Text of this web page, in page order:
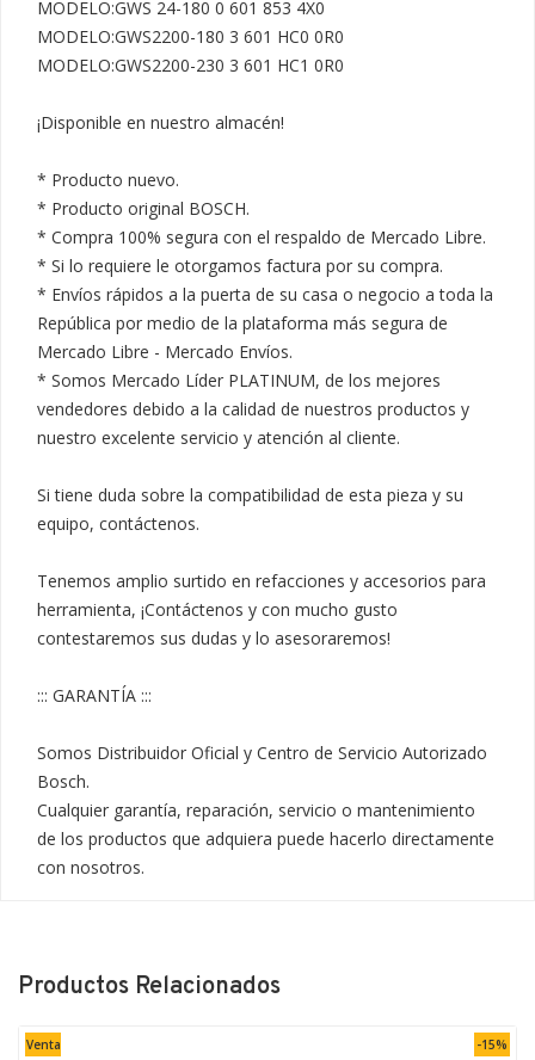
MODELO:GWS 24-180 0 601 853 4X0
MODELO:GWS2200-180 3 601 HC0 0R0
MODELO:GWS2200-230 3 601 HC1 0R0
¡Disponible en nuestro almacén!
* Producto nuevo.
* Producto original BOSCH.
* Compra 100% segura con el respaldo de Mercado Libre.
* Si lo requiere le otorgamos factura por su compra.
* Envíos rápidos a la puerta de su casa o negocio a toda la
República por medio de la plataforma más segura de
Mercado Libre - Mercado Envíos.
* Somos Mercado Líder PLATINUM, de los mejores
vendedores debido a la calidad de nuestros productos y
nuestro excelente servicio y atención al cliente.
Si tiene duda sobre la compatibilidad de esta pieza y su
equipo, contáctenos.
Tenemos amplio surtido en refacciones y accesorios para
herramienta, ¡Contáctenos y con mucho gusto
contestaremos sus dudas y lo asesoraremos!
::: GARANTÍA :::
Somos Distribuidor Oficial y Centro de Servicio Autorizado
Bosch.
Cualquier garantía, reparación, servicio o mantenimiento
de los productos que adquiera puede hacerlo directamente
con nosotros.
Productos Relacionados
Venta -15%